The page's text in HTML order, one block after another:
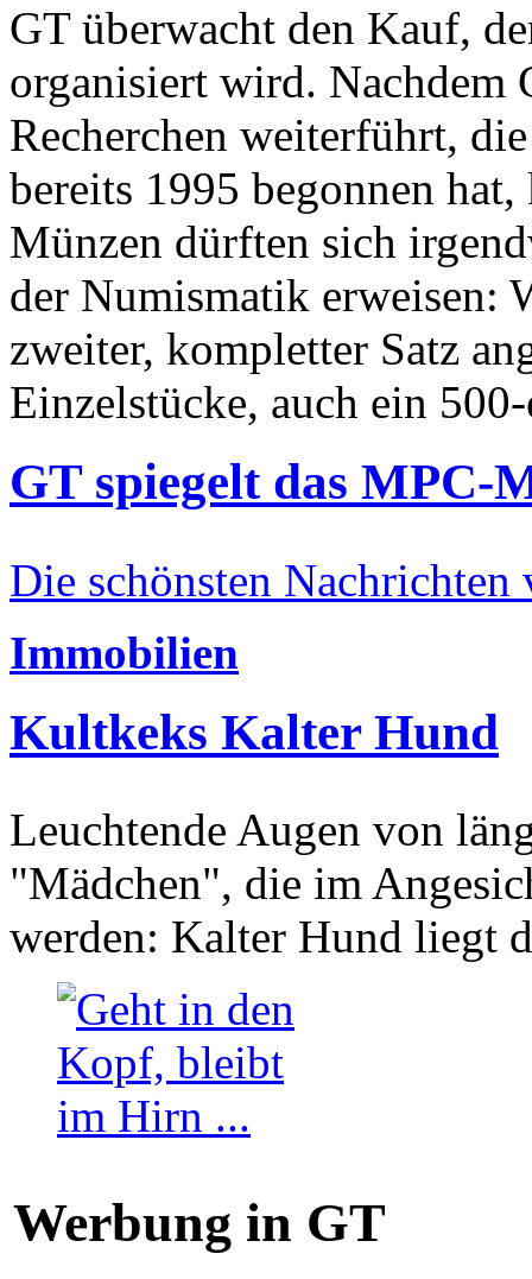
GT überwacht den Kauf,
organisiert wird. Nachdem
Recherchen weiterführt,
bereits 1995 begonnen
Münzen dürften sich
der Numismatik erweisen:
zweiter, kompletter Satz
Einzelstücke, auch ein
GT spiegelt das MPC-
Die schönsten Nachrichten
Immobilien
Kultkeks Kalter Hund
Leuchtende Augen von
"Mädchen", die im
werden: Kalter Hund liegt
Werbung in GT